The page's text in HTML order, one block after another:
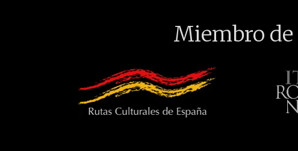
Miembro de